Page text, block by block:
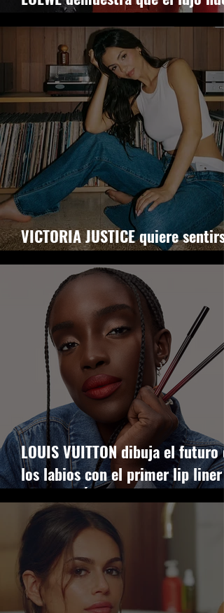
a tomate
VICTORIA JUSTICE quiere sentirse
bien en su propia piel
LOUIS VUITTON dibuja el futuro
los labios con el primer lip liner
LA BEAUTÉ, firmado por PAT
MCGRATH